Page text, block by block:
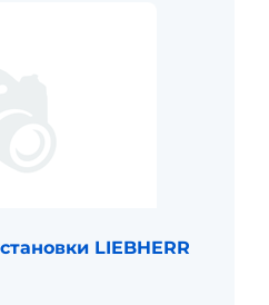
LIEBHERR